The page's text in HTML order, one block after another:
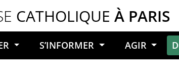
CATHOLIQUE À PARIS
S’INFORMER AGIR